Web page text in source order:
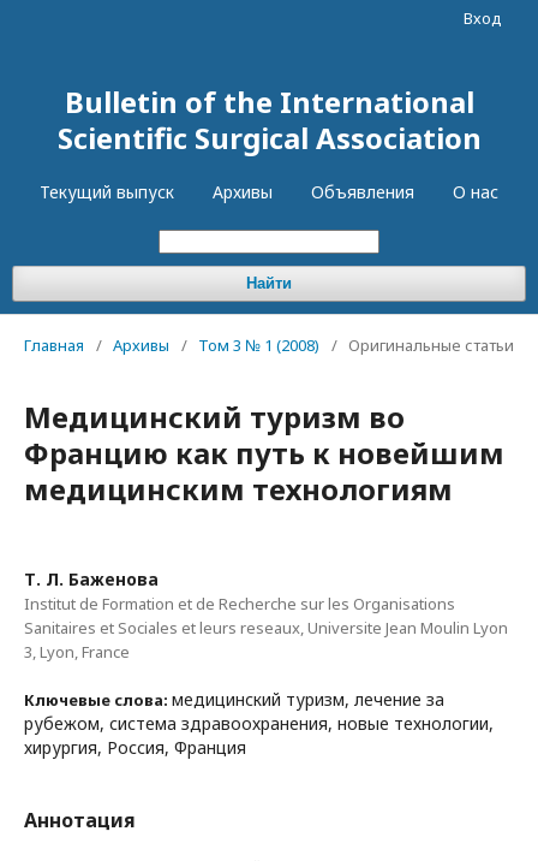
Bulletin of the International
Scientific Surgical Association
Текущий выпуск Архивы Объявления О нас
Найти
Вход
Главная / Архивы / Том 3 № 1 (2008) / Оригинальные статьи
Медицинский туризм во
Францию как путь к новейшим
медицинским технологиям
Т. Л. Баженова
Institut de Formation et de Recherche sur les Organisations
Sanitaires et Sociales et leurs reseaux, Universite Jean Moulin Lyon
3, Lyon, France
Ключевые слова: медицинский туризм, лечение за
рубежом, система здравоохранения, новые технологии,
хирургия, Россия, Франция
Аннотация